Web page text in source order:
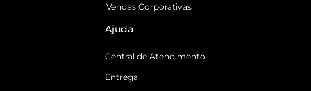
Vendas Corporativas
Ajuda
Central de Atendimento
Entrega